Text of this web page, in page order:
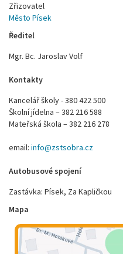
Zřizovatel
Město Písek
Ředitel
Mgr. Bc. Jaroslav Volf
Kontakty
Kancelář školy - 380 422 500
Školní jídelna – 382 216 588
Mateřská škola – 382 216 278
email: info@zstsobra.cz
Autobusové spojení
Zastávka: Písek, Za Kapličkou
Mapa